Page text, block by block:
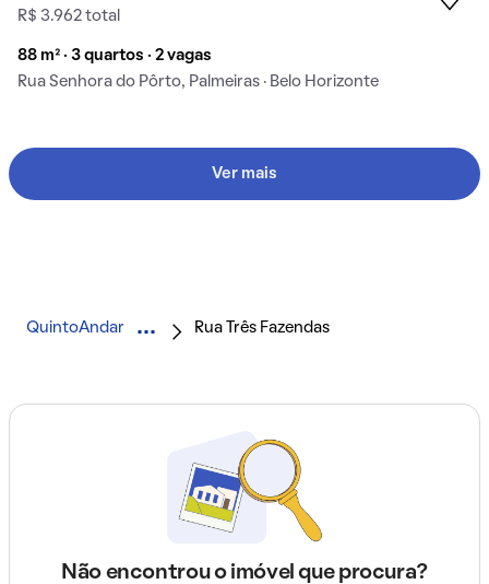
R$ 3.962 total
88 m² · 3 quartos · 2 vagas
Rua Senhora do Pôrto, Palmeiras · Belo Horizonte
Ver mais
QuintoAndar Rua Três Fazendas
Não encontrou o imóvel que procura?